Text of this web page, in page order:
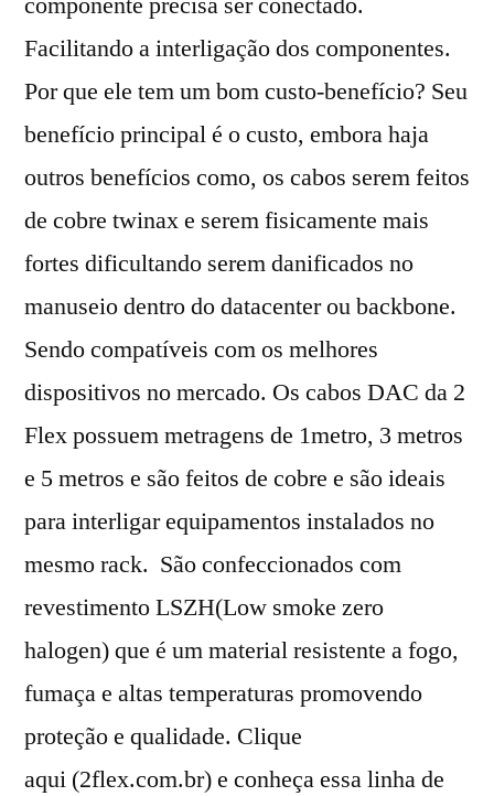
Facilitando a interligação dos componentes.
Por que ele tem um bom custo-benefício? Seu
benefício principal é o custo, embora haja
outros benefícios como, os cabos serem feitos
de cobre twinax e serem fisicamente mais
fortes dificultando serem danificados no
manuseio dentro do datacenter ou backbone.
Sendo compatíveis com os melhores
dispositivos no mercado. Os cabos DAC da 2
Flex possuem metragens de 1metro, 3 metros
e 5 metros e são feitos de cobre e são ideais
para interligar equipamentos instalados no
mesmo rack. São confeccionados com
revestimento LSZH(Low smoke zero
halogen) que é um material resistente a fogo,
fumaça e altas temperaturas promovendo
proteção e qualidade. Clique
aqui (2flex.com.br) e conheça essa linha de